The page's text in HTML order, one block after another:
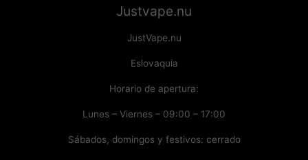
Justvape.nu
JustVape.nu
Eslovaquia
Horario de apertura:
Lunes – Viernes – 09:00 – 17:00
Sábados, domingos y festivos: cerrado